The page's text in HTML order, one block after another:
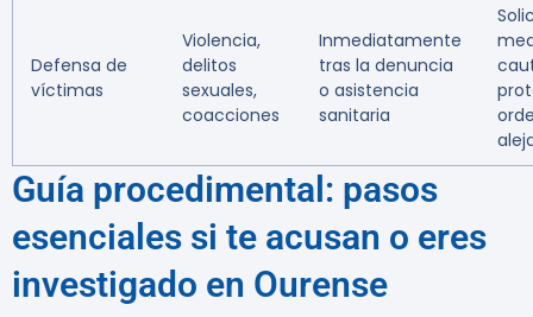
Defensa de
víctimas
Violencia,
delitos
sexuales,
coacciones
Inmediatamente
tras la denuncia
o asistencia
sanitaria
Guía procedimental: pasos
esenciales si te acusan o eres
investigado en Ourense